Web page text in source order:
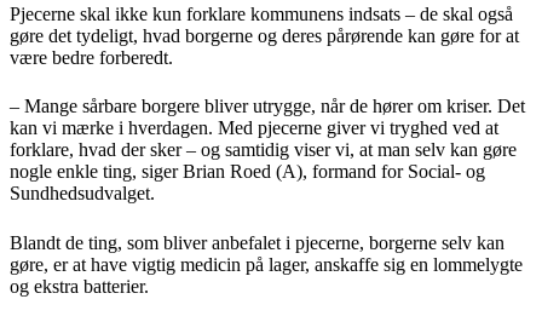
Pjecerne skal ikke kun forklare kommunens indsats – de skal også
gøre det tydeligt, hvad borgerne og deres pårørende kan gøre for at
være bedre forberedt.
– Mange sårbare borgere bliver utrygge, når de hører om kriser. Det
kan vi mærke i hverdagen. Med pjecerne giver vi tryghed ved at
forklare, hvad der sker – og samtidig viser vi, at man selv kan gøre
nogle enkle ting, siger Brian Roed (A), formand for Social- og
Sundhedsudvalget.
Blandt de ting, som bliver anbefalet i pjecerne, borgerne selv kan
gøre, er at have vigtig medicin på lager, anskaffe sig en lommelygte
og ekstra batterier.